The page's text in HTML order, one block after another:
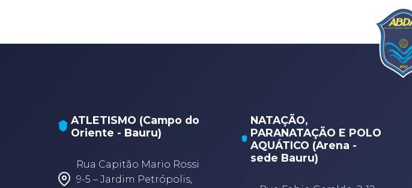
ATLETISMO (Campo do
Oriente - Bauru)
Rua Capitão Mario Rossi
9-5 – Jardim Petrópolis,
NATAÇÃO,
PARANATAÇÃO E POLO
AQUÁTICO (Arena -
sede Bauru)